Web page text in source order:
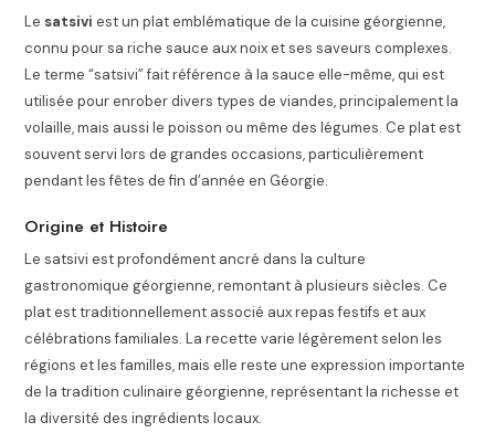
Le satsivi est un plat emblématique de la cuisine géorgienne,
connu pour sa riche sauce aux noix et ses saveurs complexes.
Le terme “satsivi” fait référence à la sauce elle-même, qui est
utilisée pour enrober divers types de viandes, principalement la
volaille, mais aussi le poisson ou même des légumes. Ce plat est
souvent servi lors de grandes occasions, particulièrement
pendant les fêtes de fin d’année en Géorgie.
Origine et Histoire
Le satsivi est profondément ancré dans la culture
gastronomique géorgienne, remontant à plusieurs siècles. Ce
plat est traditionnellement associé aux repas festifs et aux
célébrations familiales. La recette varie légèrement selon les
régions et les familles, mais elle reste une expression importante
de la tradition culinaire géorgienne, représentant la richesse et
la diversité des ingrédients locaux.